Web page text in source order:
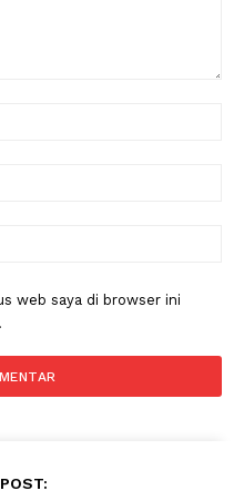
web saya di browser ini